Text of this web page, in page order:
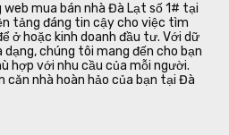
mua bán nhà Đà Lạt số 1# tại
tảng đáng tin cậy cho việc tìm
ở hoặc kinh doanh đầu tư. Với dữ
dạng, chúng tôi mang đến cho bạn
hợp với nhu cầu của mỗi người.
căn nhà hoàn hảo của bạn tại Đà